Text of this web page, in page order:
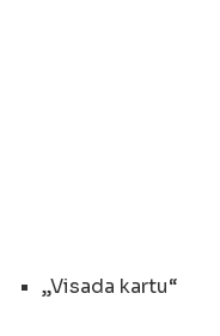
„Visada kartu“